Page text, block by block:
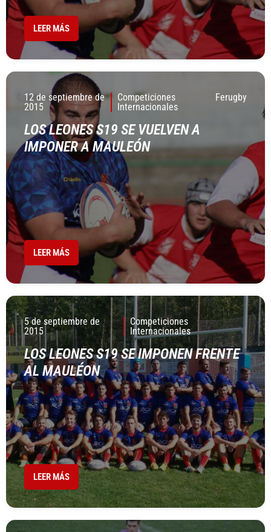
LEER MÁS
12 de septiembre de
2015
Competiciones
Internacionales
Ferugby
LOS LEONES S19 SE VUELVEN A
IMPONER A MAULEÓN
LEER MÁS
5 de septiembre de
2015
Competiciones
Internacionales
LOS LEONES S19 SE IMPONEN FRENTE
AL MAULÉON
LEER MÁS